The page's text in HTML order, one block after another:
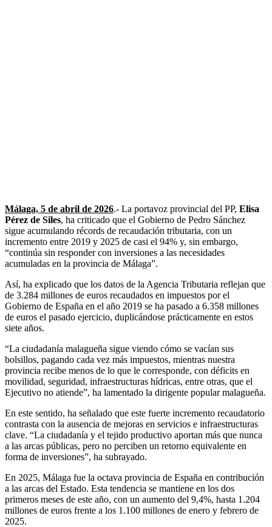
Málaga, 5 de abril de 2026.- La portavoz provincial del PP, Elisa
Pérez de Siles, ha criticado que el Gobierno de Pedro Sánchez
sigue acumulando récords de recaudación tributaria, con un
incremento entre 2019 y 2025 de casi el 94% y, sin embargo,
“continúa sin responder con inversiones a las necesidades
acumuladas en la provincia de Málaga”.
Así, ha explicado que los datos de la Agencia Tributaria reflejan que
de 3.284 millones de euros recaudados en impuestos por el
Gobierno de España en el año 2019 se ha pasado a 6.358 millones
de euros el pasado ejercicio, duplicándose prácticamente en estos
siete años.
“La ciudadanía malagueña sigue viendo cómo se vacían sus
bolsillos, pagando cada vez más impuestos, mientras nuestra
provincia recibe menos de lo que le corresponde, con déficits en
movilidad, seguridad, infraestructuras hídricas, entre otras, que el
Ejecutivo no atiende”, ha lamentado la dirigente popular malagueña.
En este sentido, ha señalado que este fuerte incremento recaudatorio
contrasta con la ausencia de mejoras en servicios e infraestructuras
clave. “La ciudadanía y el tejido productivo aportan más que nunca
a las arcas públicas, pero no perciben un retorno equivalente en
forma de inversiones”, ha subrayado.
En 2025, Málaga fue la octava provincia de España en contribución
a las arcas del Estado. Esta tendencia se mantiene en los dos
primeros meses de este año, con un aumento del 9,4%, hasta 1.204
millones de euros frente a los 1.100 millones de enero y febrero de
2025.